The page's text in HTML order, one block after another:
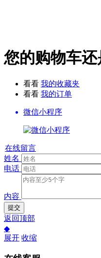
您的购物车
看看 我的收藏夹
看看 我的订单
微信小程序
在线留言
姓名
电话
内容
提交
返回顶部
◆
展开 收缩